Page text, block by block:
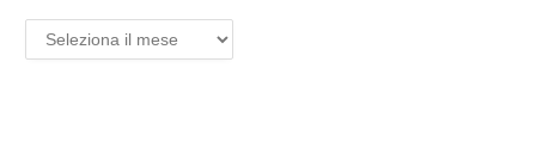
ARCHIVIO